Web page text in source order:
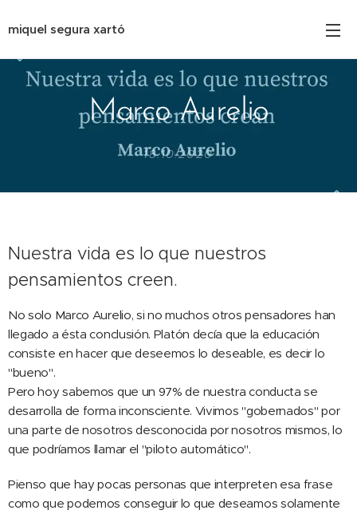
miquel segura xartó
Marco Aurelio
18.10.2020
Nuestra vida es lo que nuestros
pensamientos creen.
No solo Marco Aurelio, si no muchos otros pensadores han
llegado a ésta conclusión. Platón decía que la educación
consiste en hacer que deseemos lo deseable, es decir lo
"bueno".
Pero hoy sabemos que un 97% de nuestra conducta se
desarrolla de forma inconsciente. Vivimos "gobernados" por
una parte de nosotros desconocida por nosotros mismos, lo
que podríamos llamar el "piloto automático".
Pienso que hay pocas personas que interpreten esa frase
como que podemos conseguir lo que deseamos solamente